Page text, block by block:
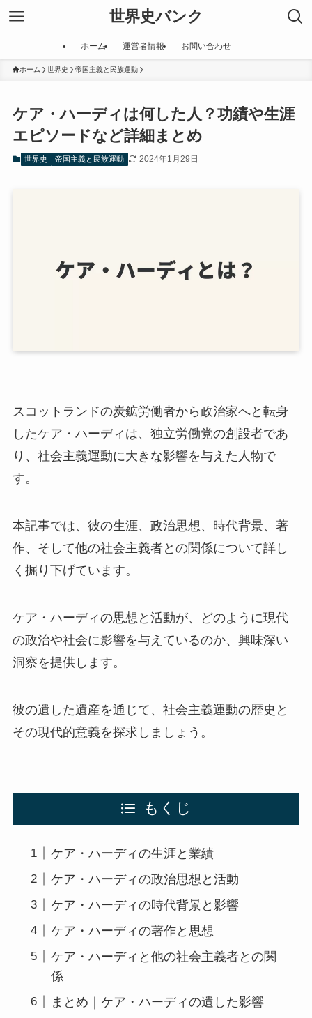
世界史バンク
ホーム 運営者情報 お問い合わせ
ホーム 世界史 帝国主義と民族運動
ケア・ハーディは何した人？功績や生涯
エピソードなど詳細まとめ
世界史 帝国主義と民族運動 2024年1月29日
スコットランドの炭鉱労働者から政治家へと転身
したケア・ハーディは、独立労働党の創設者であ
り、社会主義運動に大きな影響を与えた人物で
す。
本記事では、彼の生涯、政治思想、時代背景、著
作、そして他の社会主義者との関係について詳し
く掘り下げています。
ケア・ハーディの思想と活動が、どのように現代
の政治や社会に影響を与えているのか、興味深い
洞察を提供します。
彼の遺した遺産を通じて、社会主義運動の歴史と
その現代的意義を探求しましょう。
もくじ
ケア・ハーディの生涯と業績
ケア・ハーディの政治思想と活動
ケア・ハーディの時代背景と影響
ケア・ハーディの著作と思想
ケア・ハーディと他の社会主義者との関
係
まとめ｜ケア・ハーディの遺した影響